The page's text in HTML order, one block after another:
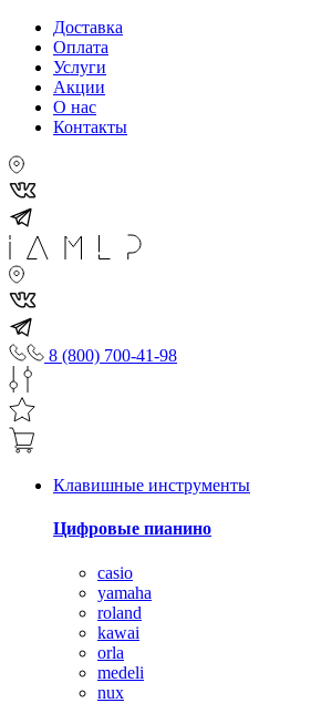
Доставка
Оплата
Услуги
Акции
О нас
Контакты
8 (800) 700-41-98
Клавишные инструменты
Цифровые пианино
casio
yamaha
roland
kawai
orla
medeli
nux